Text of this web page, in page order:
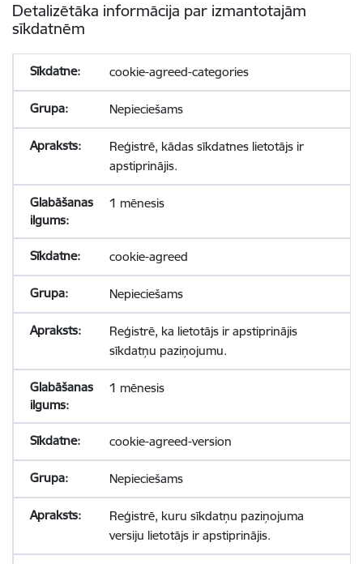
Detalizētāka informācija par izmantotajām
sīkdatnēm
cookie-agreed-categories
Nepieciešams
Reģistrē, kādas sīkdatnes lietotājs ir
apstiprinājis.
1 mēnesis
cookie-agreed
Nepieciešams
Reģistrē, ka lietotājs ir apstiprinājis
sīkdatņu paziņojumu.
1 mēnesis
cookie-agreed-version
Nepieciešams
Reģistrē, kuru sīkdatņu paziņojuma
versiju lietotājs ir apstiprinājis.